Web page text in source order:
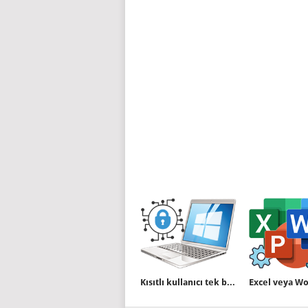
Kısıtlı kullanıcı tek bir uygulamayı kullanabilsin